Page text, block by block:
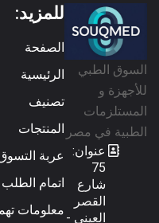
السوق الطبي
للأجهزة و
المستلزمات
الطبية في مصر
عنوان:
75
شارع
القصر
العيني -
للمزيد:
الصفحة
الرئيسية
تصنيف
المنتجات
عربة
اتمام الطلب
معلومات